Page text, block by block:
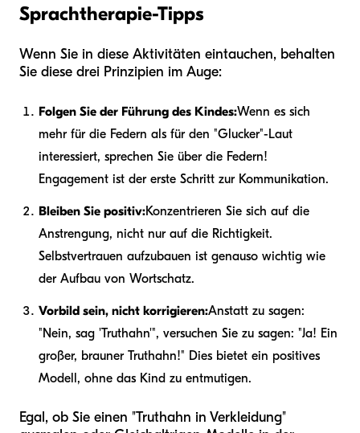
Sprachtherapie-Tipps
Wenn Sie in diese Aktivitäten eintauchen, behalten
Sie diese drei Prinzipien im Auge:
Folgen Sie der Führung des Kindes:Wenn es sich
mehr für die Federn als für den "Glucker"-Laut
interessiert, sprechen Sie über die Federn!
Engagement ist der erste Schritt zur Kommunikation.
Bleiben Sie positiv:Konzentrieren Sie sich auf die
Anstrengung, nicht nur auf die Richtigkeit.
Selbstvertrauen aufzubauen ist genauso wichtig wie
der Aufbau von Wortschatz.
Vorbild sein, nicht korrigieren:Anstatt zu sagen:
"Nein, sag 'Truthahn'", versuchen Sie zu sagen: "Ja! Ein
großer, brauner Truthahn!" Dies bietet ein positives
Modell, ohne das Kind zu entmutigen.
Egal, ob Sie einen "Truthahn in Verkleidung"